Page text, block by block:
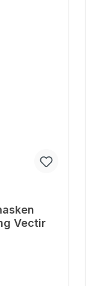
Spezialpolsterung Vectir